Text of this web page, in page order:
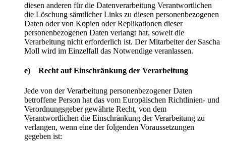
diesen anderen für die Datenverarbeitung Verantwortlichen
die Löschung sämtlicher Links zu diesen personenbezogenen
Daten oder von Kopien oder Replikationen dieser
personenbezogenen Daten verlangt hat, soweit die
Verarbeitung nicht erforderlich ist. Der Mitarbeiter der Sascha
Moll wird im Einzelfall das Notwendige veranlassen.
e) Recht auf Einschränkung der Verarbeitung
Jede von der Verarbeitung personenbezogener Daten
betroffene Person hat das vom Europäischen Richtlinien- und
Verordnungsgeber gewährte Recht, von dem
Verantwortlichen die Einschränkung der Verarbeitung zu
verlangen, wenn eine der folgenden Voraussetzungen
gegeben ist: